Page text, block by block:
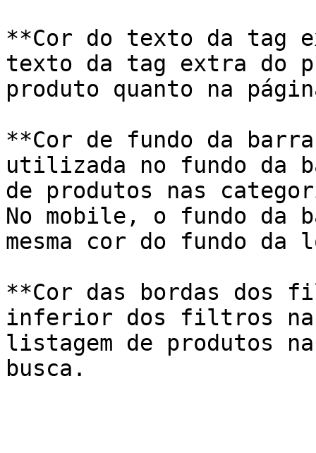
**Cor do texto da tag
texto da tag extra do
produto quanto na
**Cor de fundo da
utilizada no fundo da
de produtos nas
No mobile, o fundo
mesma cor do fundo da
**Cor das bordas dos
inferior dos filtros
listagem de produtos